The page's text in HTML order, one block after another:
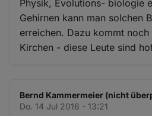
Physik, Evolutions- biologie
Gehirnen kann man solchen
erreichen. Dazu kommt
Kirchen - diese Leute sind
Bernd Kammermeier (nicht
Do. 14 Jul 2016 - 13:21